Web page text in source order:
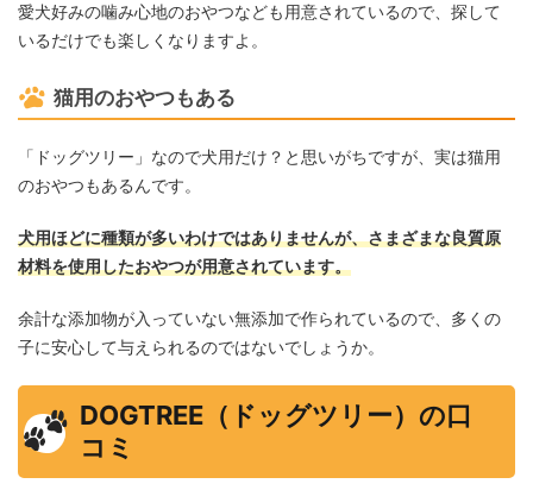
愛犬好みの噛み心地のおやつなども用意されているので、探して
いるだけでも楽しくなりますよ。
猫用のおやつもある
「ドッグツリー」なので犬用だけ？と思いがちですが、実は猫用
のおやつもあるんです。
犬用ほどに種類が多いわけではありませんが、さまざまな良質原
材料を使用したおやつが用意されています。
余計な添加物が入っていない無添加で作られているので、多くの
子に安心して与えられるのではないでしょうか。
DOGTREE（ドッグツリー）の口
コミ